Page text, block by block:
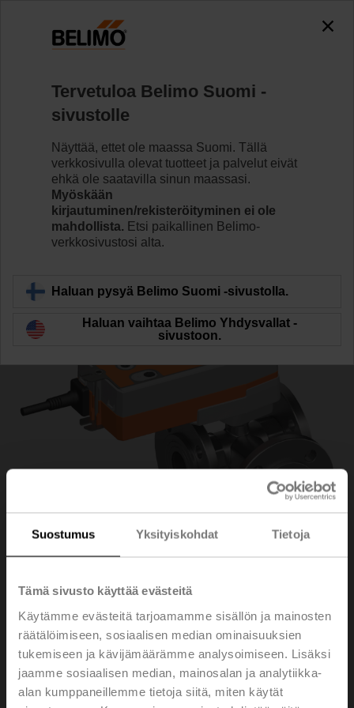
Suostumus Yksityiskohdat Tietoja
Tämä sivusto käyttää evästeitä
Käytämme evästeitä tarjoamamme sisällön ja mainosten
räätälöimiseen, sosiaalisen median ominaisuuksien
tukemiseen ja kävijämäärämme analysoimiseen. Lisäksi
jaamme sosiaalisen median, mainosalan ja analytiikka-
alan kumppaneillemme tietoja siitä, miten käytät
R7032R16-B3/NRFA
Lue lisää
Takaisin tuotekategoriaan
R7032R16-B3/NRFA
Säätöpalloventtiili, 3-tie, DN 32, Laippa, PN 6, ps
600 kPa, Kvs 16 m³/h, Väliaineen lämpötila -10...100°C
[14...212°F]
Tervetuloa Belimo Suomi -
sivustolle
Näyttää, ettet ole maassa Suomi. Tällä
verkkosivulla olevat tuotteet ja palvelut eivät
ehkä ole saatavilla sinun maassasi.
Myöskään
kirjautuminen/rekisteröityminen ei ole
mahdollista. Etsi paikallinen Belimo-
verkkosivustosi alta.
Haluan pysyä Belimo Suomi -sivustolla.
Haluan vaihtaa Belimo Yhdysvallat -
sivustoon.